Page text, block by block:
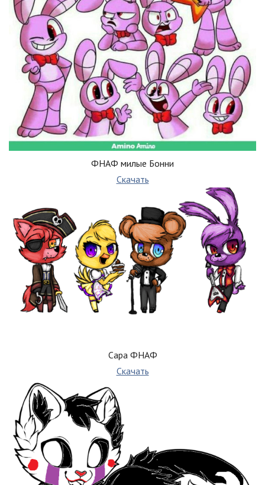
ФНАФ милые Бонни
Скачать
Сара ФНАФ
Скачать